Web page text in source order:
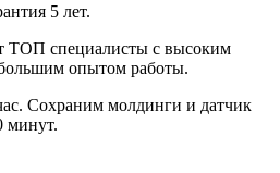
5 лет.
ТОП специалисты с высоким
опытом работы.
Сохраним молдинги и датчик
минут.